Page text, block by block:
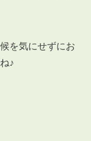
を気にせずにお
♪